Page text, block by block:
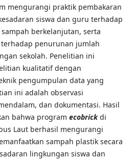
mengurangi praktik pembakaran
siswa dan guru terhadap
berkelanjutan, serta
terhadap penurunan jumlah
sekolah. Penelitian ini
kualitatif dengan
pengumpulan data yang
ini adalah observasi
dan dokumentasi. Hasil
bahwa program ecobrickdi
Laut berhasil mengurangi
sampah plastik secara
lingkungan siswa dan